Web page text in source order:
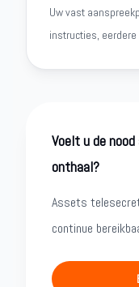
Uw vast
instructies,
Voelt u de
onthaal?
Assets
continue